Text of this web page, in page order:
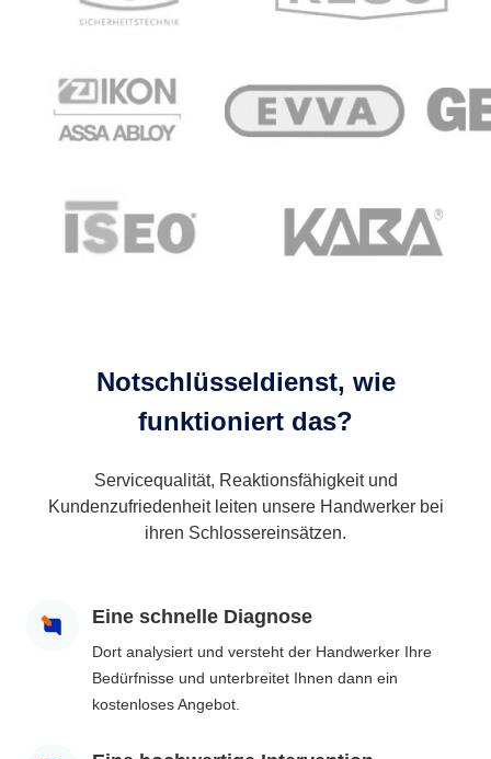
Notschlüsseldienst, wie
funktioniert das?
Servicequalität, Reaktionsfähigkeit und
Kundenzufriedenheit leiten unsere Handwerker bei
ihren Schlossereinsätzen.
Eine schnelle Diagnose
Dort analysiert und versteht der Handwerker Ihre
Bedürfnisse und unterbreitet Ihnen dann ein
kostenloses Angebot.